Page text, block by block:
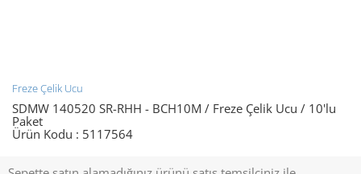
Freze Çelik Ucu
SDMW 140520 SR-RHH - BCH10M / Freze Çelik Ucu / 10'lu
Paket
Ürün Kodu : 5117564